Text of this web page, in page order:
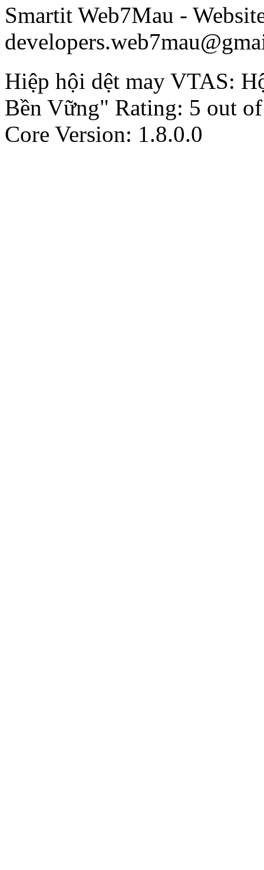
Smartit Web7Mau -
Hiệp hội dệt may VTAS:
Bền Vững" Rating: 5 out
Core Version: 1.8.0.0